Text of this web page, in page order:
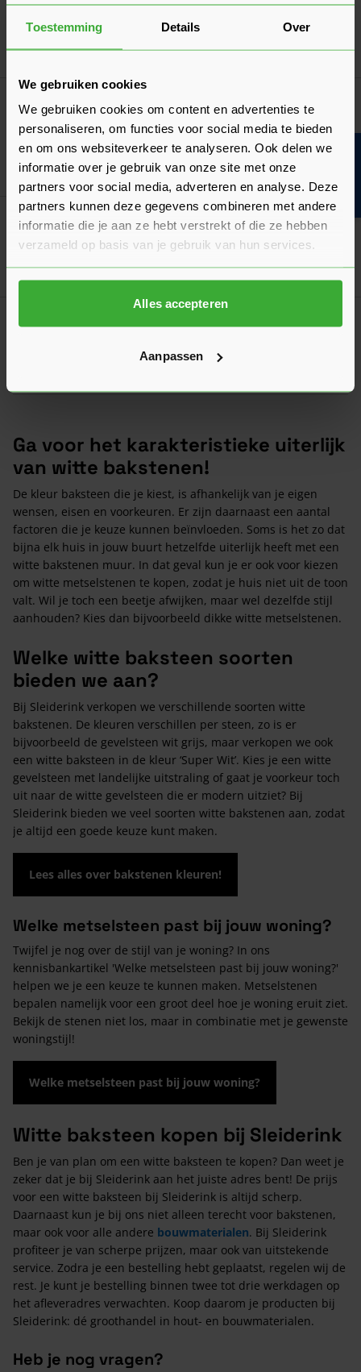
Toestemming Details Over
We gebruiken cookies
We gebruiken cookies om content en advertenties te
personaliseren, om functies voor social media te bieden
en om ons websiteverkeer te analyseren. Ook delen we
informatie over je gebruik van onze site met onze
partners voor social media, adverteren en analyse. Deze
partners kunnen deze gegevens combineren met andere
informatie die je aan ze hebt verstrekt of die ze hebben
verzameld op basis van je gebruik van hun services.
Alles accepteren
Aanpassen
Vanaf0,74per stuk Ga
Waalformaat
Verkrijgbaar in 5 varianten
Vanaf1,10per stuk
Vandersanden Wasserstrich Waalformaat
0,78 Ga
Ga voor het karakteristieke uiterlijk
van witte bakstenen!
De kleur baksteen die je kiest, is afhankelijk van je eigen
wensen, eisen en voorkeuren. Er zijn daarnaast een aantal
factoren die je keuze kunnen beïnvloeden. Soms is het zo dat
bijna elk huis in jouw buurt hetzelfde uiterlijk heeft met een
witte bakstenen muur. In dat geval kun je er ook voor kiezen
om witte metselstenen te kopen, zodat je huis niet uit de toon
valt. Wil je toch een beetje afwijken, maar wel dezelfde stijl
aanhouden? Kies dan bijvoorbeeld dikke witte metselstenen.
Welke witte baksteen soorten
bieden we aan?
Bij Sleiderink verkopen we verschillende soorten witte
bakstenen. De kleuren verschillen per steen, zo is er
bijvoorbeeld de gevelsteen wit grijs, maar verkopen we ook
een witte baksteen in de kleur ‘Super Wit’. Kies je een witte
gevelsteen met landelijke uitstraling of gaat je voorkeur toch
uit naar de witte gevelsteen die er modern uitziet? Bij
Sleiderink bieden we veel soorten witte bakstenen aan, zodat
je altijd een goede keuze kunt maken.
Lees alles over bakstenen kleuren!
Welke metselsteen past bij jouw woning?
Twijfel je nog over de stijl van je woning? In ons
kennisbankartikel 'Welke metselsteen past bij jouw woning?'
helpen we je een keuze te kunnen maken. Metselstenen
bepalen namelijk voor een groot deel hoe je woning eruit ziet.
Bekijk de stenen niet los, maar in combinatie met je gewenste
woningstijl!
Welke metselsteen past bij jouw woning?
Witte baksteen kopen bij Sleiderink
Ben je van plan om een witte baksteen te kopen? Dan weet je
zeker dat je bij Sleiderink aan het juiste adres bent! De prijs
voor een witte baksteen bij Sleiderink is altijd scherp.
Daarnaast kun je bij ons niet alleen terecht voor bakstenen,
maar ook voor alle andere bouwmaterialen. Bij Sleiderink
profiteer je van scherpe prijzen, maar ook van uitstekende
service. Zodra je een bestelling hebt geplaatst, regelen wij de
rest. Je kunt je bestelling binnen twee tot drie werkdagen op
het afleveradres verwachten. Koop daarom je producten bij
Sleiderink: dé groothandel in hout- en bouwmaterialen.
Heb je nog vragen?